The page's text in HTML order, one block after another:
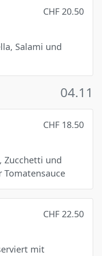
CHF 20.50
Salami und
04.11
CHF 18.50
Zucchetti und
Tomatensauce
CHF 22.50
mit